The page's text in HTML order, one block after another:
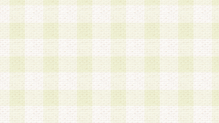
かじめ会員の同意を得たうえで利用するものとし
a.本サービスの実施または運営
b.本サービスに係る謝礼、景品、調査サンプル品
c.会員からの電話、メール等の問い合わせなどへ
d.その他これらに付随する業務
2.当社は、会員個人を識別することのできる情報
会員情報を本人の承諾なく第三者に開示すること
人を識別できる情報について第三者に開示または
社は事前に会員本人の同意を得るものとします。